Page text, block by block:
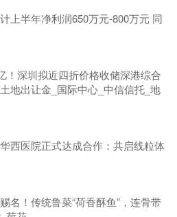
上半年净利润650万元-800万元 同
！深圳拟近四折价格收储深港综合
地出让金_国际中心_中信信托_地
西医院正式达成合作：共启线粒体
名！传统鲁菜“荷香酥鱼”，连骨带